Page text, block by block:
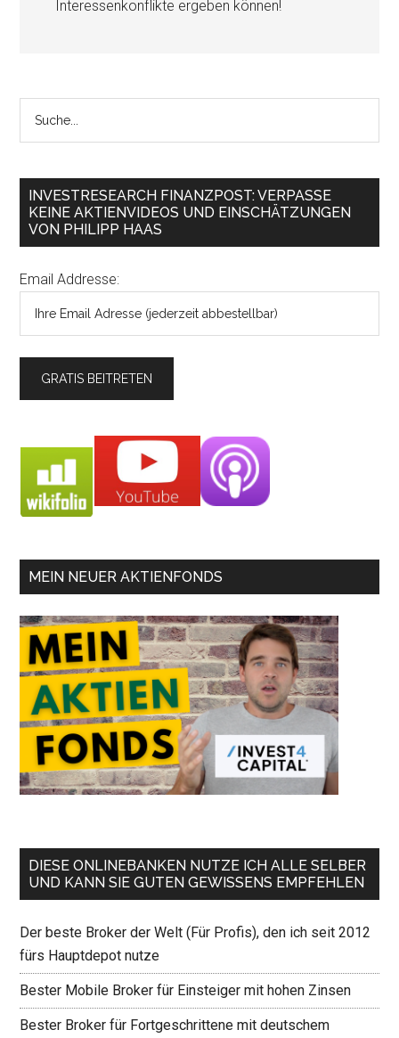
Interessenkonflikte ergeben können!
INVESTRESEARCH FINANZPOST: VERPASSE
KEINE AKTIENVIDEOS UND EINSCHÄTZUNGEN
VON PHILIPP HAAS
Email Addresse:
MEIN NEUER AKTIENFONDS
DIESE ONLINEBANKEN NUTZE ICH ALLE SELBER
UND KANN SIE GUTEN GEWISSENS EMPFEHLEN
Der beste Broker der Welt (Für Profis), den ich seit 2012
fürs Hauptdepot nutze
Bester Mobile Broker für Einsteiger mit hohen Zinsen
Bester Broker für Fortgeschrittene mit deutschem